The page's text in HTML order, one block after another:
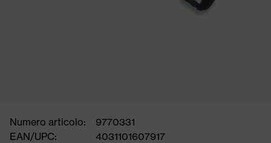
Numero articolo:
9770331
EAN/UPC:
4031101607917